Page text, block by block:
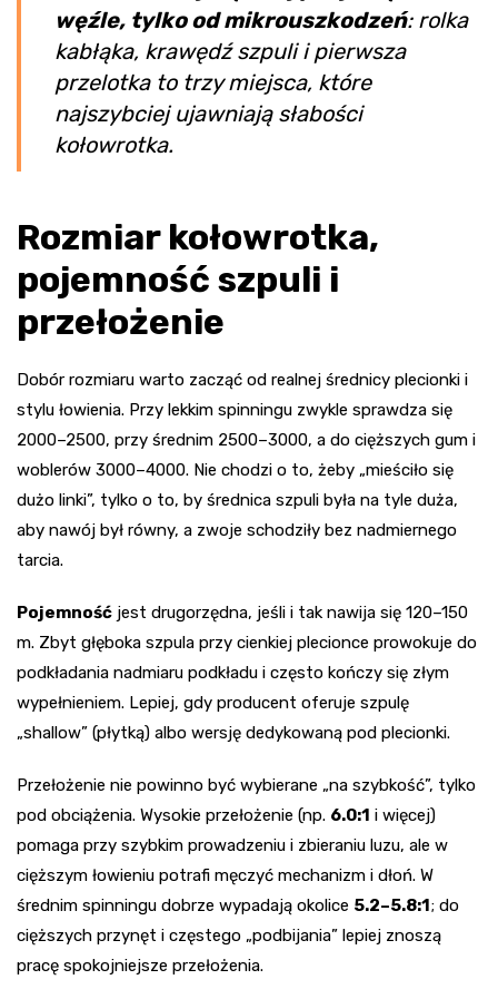
węźle, tylko od mikrouszkodzeń: rolka
kabłąka, krawędź szpuli i pierwsza
przelotka to trzy miejsca, które
najszybciej ujawniają słabości
kołowrotka.
Rozmiar kołowrotka,
pojemność szpuli i
przełożenie
Dobór rozmiaru warto zacząć od realnej średnicy plecionki i
stylu łowienia. Przy lekkim spinningu zwykle sprawdza się
2000–2500, przy średnim 2500–3000, a do cięższych gum i
woblerów 3000–4000. Nie chodzi o to, żeby „mieściło się
dużo linki”, tylko o to, by średnica szpuli była na tyle duża,
aby nawój był równy, a zwoje schodziły bez nadmiernego
tarcia.
Pojemność jest drugorzędna, jeśli i tak nawija się 120–150
m. Zbyt głęboka szpula przy cienkiej plecionce prowokuje do
podkładania nadmiaru podkładu i często kończy się złym
wypełnieniem. Lepiej, gdy producent oferuje szpulę
„shallow” (płytką) albo wersję dedykowaną pod plecionki.
Przełożenie nie powinno być wybierane „na szybkość”, tylko
pod obciążenia. Wysokie przełożenie (np. 6.0:1 i więcej)
pomaga przy szybkim prowadzeniu i zbieraniu luzu, ale w
cięższym łowieniu potrafi męczyć mechanizm i dłoń. W
średnim spinningu dobrze wypadają okolice 5.2–5.8:1; do
cięższych przynęt i częstego „podbijania” lepiej znoszą
pracę spokojniejsze przełożenia.